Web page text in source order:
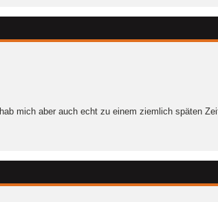
mich aber auch echt zu einem ziemlich späten